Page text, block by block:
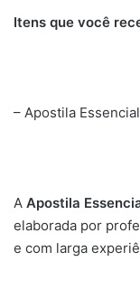
Itens que você
– Apostila
A Apostila
elaborada por
e com larga